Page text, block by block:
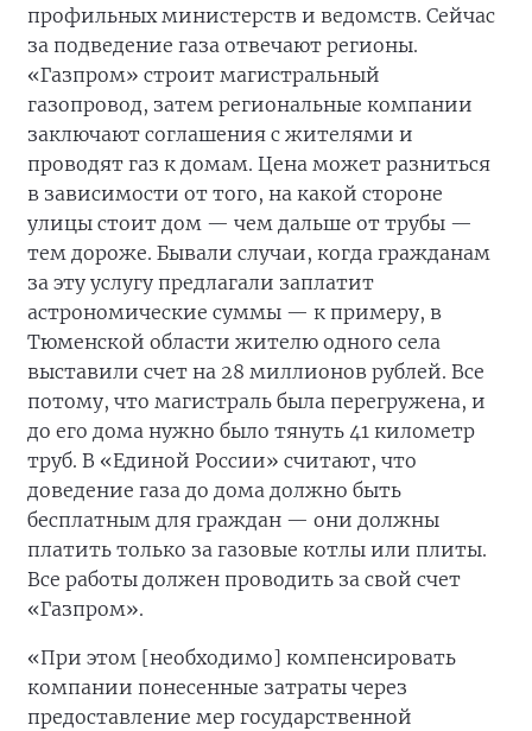
профильных министерств и ведомств. Сейчас
за подведение газа отвечают регионы.
«Газпром» строит магистральный
газопровод, затем региональные компании
заключают соглашения с жителями и
проводят газ к домам. Цена может разниться
в зависимости от того, на какой стороне
улицы стоит дом — чем дальше от трубы —
тем дороже. Бывали случаи, когда гражданам
за эту услугу предлагали заплатит
астрономические суммы — к примеру, в
Тюменской области жителю одного села
выставили счет на 28 миллионов рублей. Все
потому, что магистраль была перегружена, и
до его дома нужно было тянуть 41 километр
труб. В «Единой России» считают, что
доведение газа до дома должно быть
бесплатным для граждан — они должны
платить только за газовые котлы или плиты.
Все работы должен проводить за свой счет
«Газпром».
«При этом [необходимо] компенсировать
компании понесенные затраты через
предоставление мер государственной